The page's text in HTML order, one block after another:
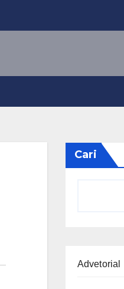
Cari
Advetorial